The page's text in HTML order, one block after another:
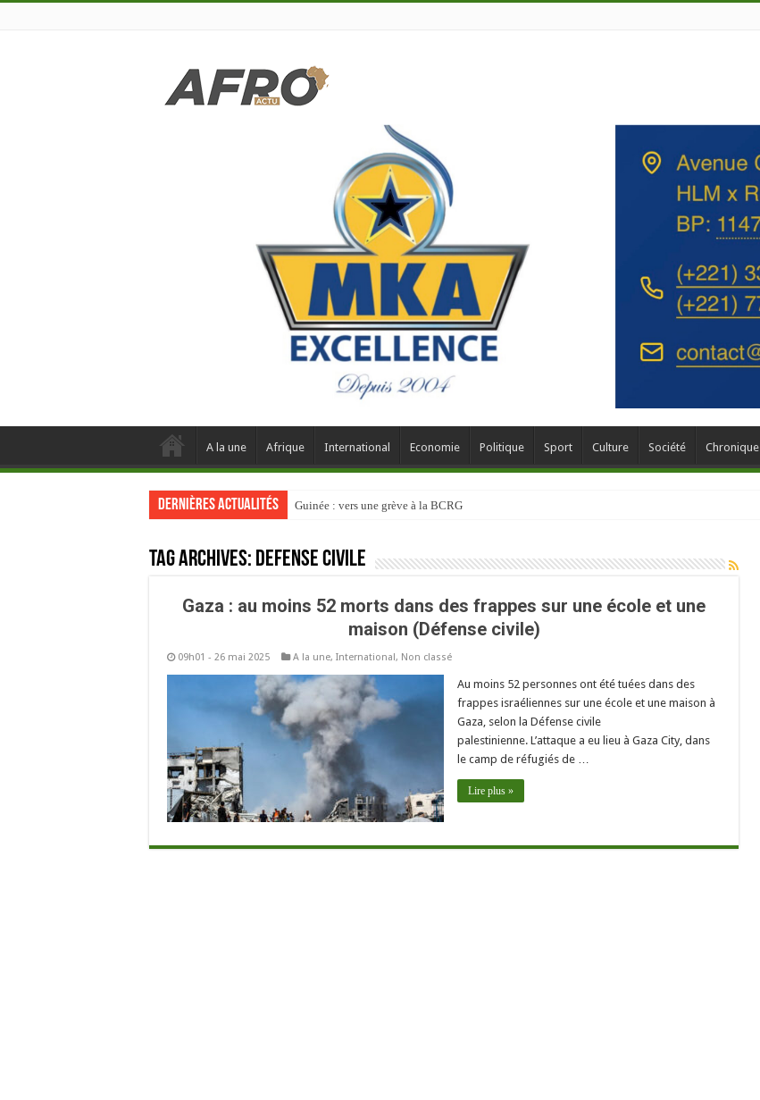
A la une Afrique International Economie Politique Sport Culture Société Chronique
Dernières actualités Guinée : vers une grève à la BCRG
Tag Archives: Defense civile
Gaza : au moins 52 morts dans des frappes sur une école et une
maison (Défense civile)
09h01 - 26 mai 2025 A la une, International, Non classé
Au moins 52 personnes ont été tuées dans des
frappes israéliennes sur une école et une maison à
Gaza, selon la Défense civile
palestinienne. L’attaque a eu lieu à Gaza City, dans
le camp de réfugiés de …
Lire plus »